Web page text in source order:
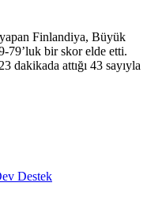
Finlandiya, Büyük
79’luk bir skor elde etti.
dakikada attığı 43 sayıyla